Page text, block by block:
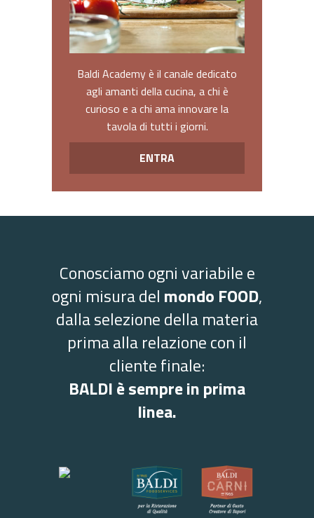
Baldi Academy è il canale dedicato
agli amanti della cucina, a chi è
curioso e a chi ama innovare la
tavola di tutti i giorni.
ENTRA
Conosciamo ogni variabile e
ogni misura del mondo FOOD,
dalla selezione della materia
prima alla relazione con il
cliente finale:
BALDI è sempre in prima
linea.